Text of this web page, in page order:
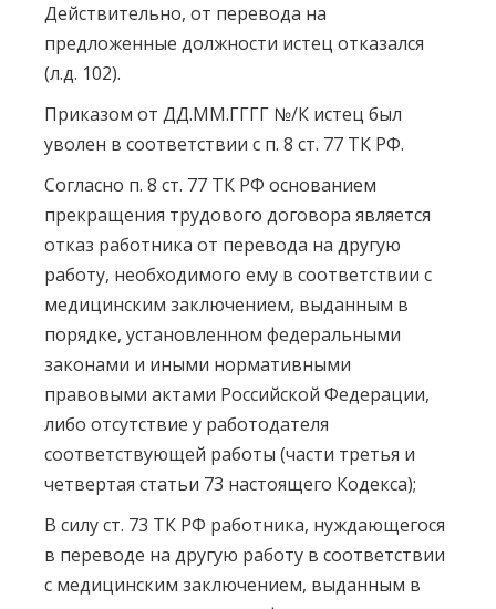
Действительно, от перевода на
предложенные должности истец отказался
(л.д. 102).
Приказом от ДД.ММ.ГГГГ №/К истец был
уволен в соответствии с п. 8 ст. 77 ТК РФ.
Согласно п. 8 ст. 77 ТК РФ основанием
прекращения трудового договора является
отказ работника от перевода на другую
работу, необходимого ему в соответствии с
медицинским заключением, выданным в
порядке, установленном федеральными
законами и иными нормативными
правовыми актами Российской Федерации,
либо отсутствие у работодателя
соответствующей работы (части третья и
четвертая статьи 73 настоящего Кодекса);
В силу ст. 73 ТК РФ работника, нуждающегося
в переводе на другую работу в соответствии
с медицинским заключением, выданным в